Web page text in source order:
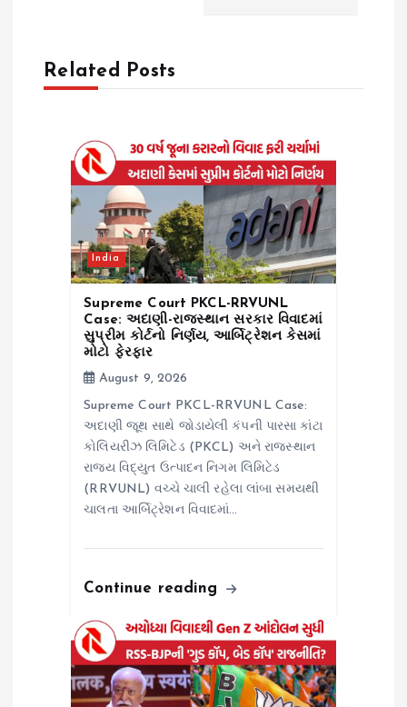
aRelated Posts
India
Supreme Court PKCL-RRVUNL
Case: અદાણી-રાજસ્થાન સરકાર વિવાદમાં
સુપ્રીમ કોર્ટનો નિર્ણય, આર્બિટ્રેશન કેસમાં
મોટો ફેરફાર
August 9, 2026
Supreme Court PKCL-RRVUNL Case:
અદાણી જૂથ સાથે જોડાયેલી કંપની પારસા કાંટા
કોલિયરીઝ લિમિટેડ (PKCL) અને રાજસ્થાન
રાજ્ય વિદ્યુત ઉત્પાદન નિગમ લિમિટેડ
(RRVUNL) વચ્ચે ચાલી રહેલા લાંબા સમયથી
ચાલતા આર્બિટ્રેશન વિવાદમાં…
Continue reading